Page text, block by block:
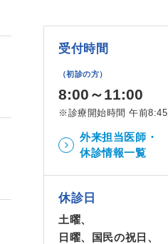
受付時間
（初診の方）
8:00～11:00
※診療開始時間 午前8:45
外来担当医師・
休診情報一覧
休診日
土曜、
日曜、国民の祝日、